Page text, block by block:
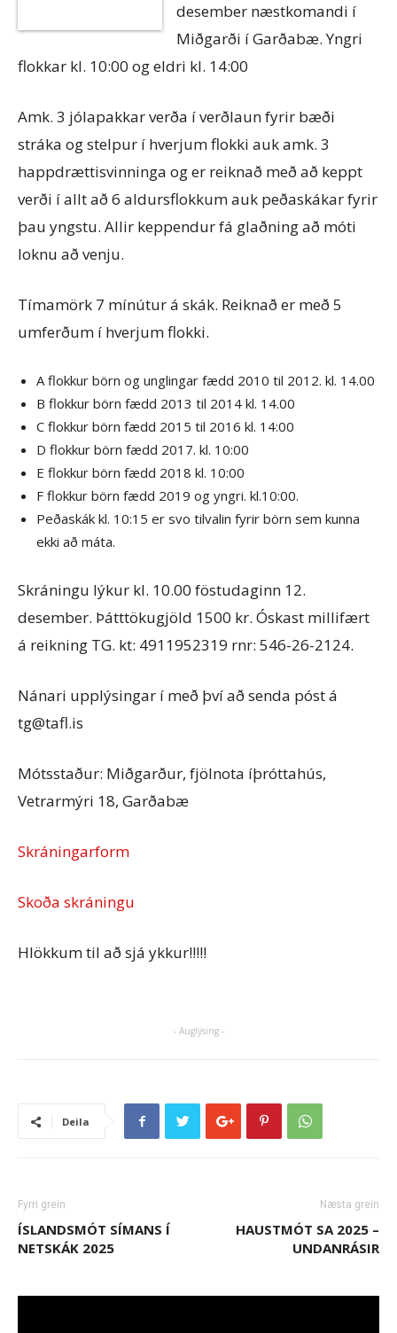
desember næstkomandi í
Miðgarði í Garðabæ. Yngri
flokkar kl. 10:00 og eldri kl. 14:00
Amk. 3 jólapakkar verða í verðlaun fyrir bæði
stráka og stelpur í hverjum flokki auk amk. 3
happdrættisvinninga og er reiknað með að keppt
verði í allt að 6 aldursflokkum auk peðaskákar fyrir
þau yngstu. Allir keppendur fá glaðning að móti
loknu að venju.
Tímamörk 7 mínútur á skák. Reiknað er með 5
umferðum í hverjum flokki.
A flokkur börn og unglingar fædd 2010 til 2012. kl. 14.00
B flokkur börn fædd 2013 til 2014 kl. 14.00
C flokkur börn fædd 2015 til 2016 kl. 14:00
D flokkur börn fædd 2017. kl. 10:00
E flokkur börn fædd 2018 kl. 10:00
F flokkur börn fædd 2019 og yngri. kl.10:00.
Peðaskák kl. 10:15 er svo tilvalin fyrir börn sem kunna
ekki að máta.
Skráningu lýkur kl. 10.00 föstudaginn 12.
desember. Þátttökugjöld 1500 kr. Óskast millifært
á reikning TG. kt: 4911952319 rnr: 546-26-2124.
Nánari upplýsingar í með því að senda póst á
tg@tafl.is
Mótsstaður: Miðgarður, fjölnota íþróttahús,
Vetrarmýri 18, Garðabæ
Skráningarform
Skoða skráningu
Hlökkum til að sjá ykkur!!!!!
- Auglýsing -
Deila
Fyrri grein
ÍSLANDSMÓT SÍMANS Í
NETSKÁK 2025
Næsta grein
HAUSTMÓT SA 2025 –
UNDANRÁSIR